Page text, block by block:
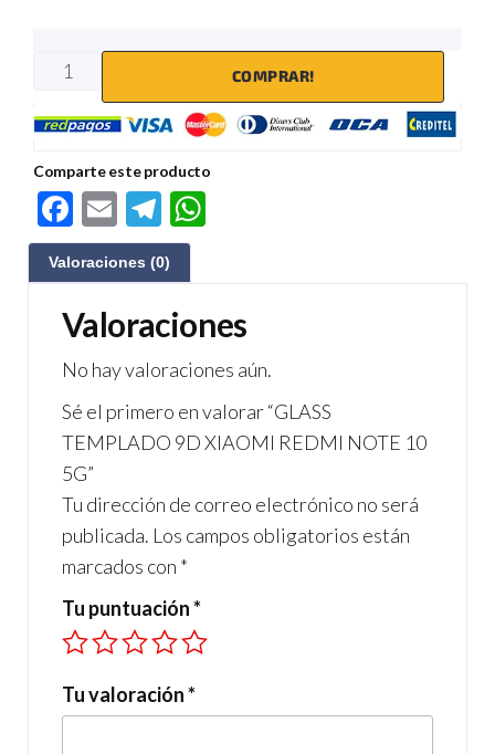
COMPRAR!
Comparte este producto
F
ac
e
b
o
o
k
E
m
ail
Te
le
gr
a
m
s
A
p
p
Valoraciones (0)
Valoraciones
No hay valoraciones aún.
Sé el primero en valorar “GLASS
TEMPLADO 9D XIAOMI REDMI NOTE 10
5G”
Tu dirección de correo electrónico no será
publicada. Los campos obligatorios están
marcados con *
Tu puntuación*
Tu valoración*